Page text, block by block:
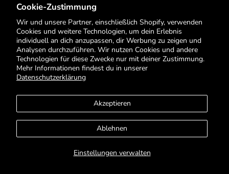
Cookie-Zustimmung
Wir und unsere Partner, einschließlich Shopify, verwenden
Cookies und weitere Technologien, um dein Erlebnis
individuell an dich anzupassen, dir Werbung zu zeigen und
Analysen durchzuführen. Wir nutzen Cookies und andere
Technologien für diese Zwecke nur mit deiner Zustimmung.
Mehr Informationen findest du in unserer
Datenschutzerklärung
Einstellungen verwalten
Akzeptieren
Ablehnen
Deutsch
Sprache
English
Français
© 2026 - HEYS EU GmbH